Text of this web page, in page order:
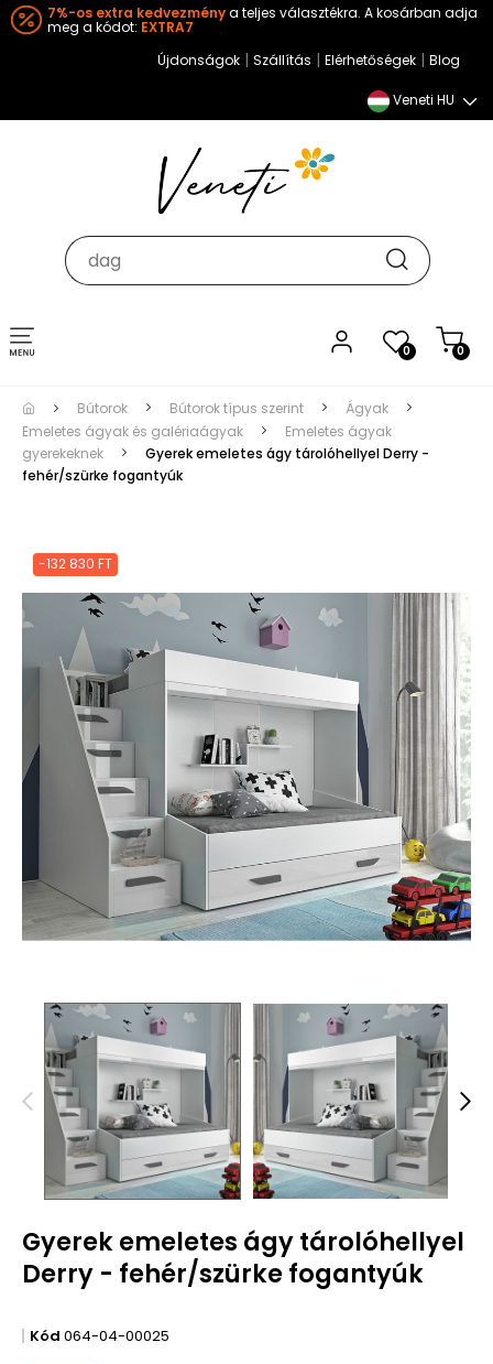
7%-os extra kedvezménya teljes választékra. A kosárban adja
meg a kódot: EXTRA7
Újdonságok | Szállítás | Elérhetőségek | Blog
Veneti HU
0 0
Toggle
navigation
Bútorok Bútorok típus szerint
Ágyak
Emeletes ágyak és galériaágyak
Emeletes ágyak
gyerekeknek
Gyerek emeletes ágy tárolóhellyel Derry -
fehér/szürke fogantyúk
-132 830 FT
Gyerek emeletes ágy tárolóhellyel
Derry - fehér/szürke fogantyúk
Kód 064-04-00025